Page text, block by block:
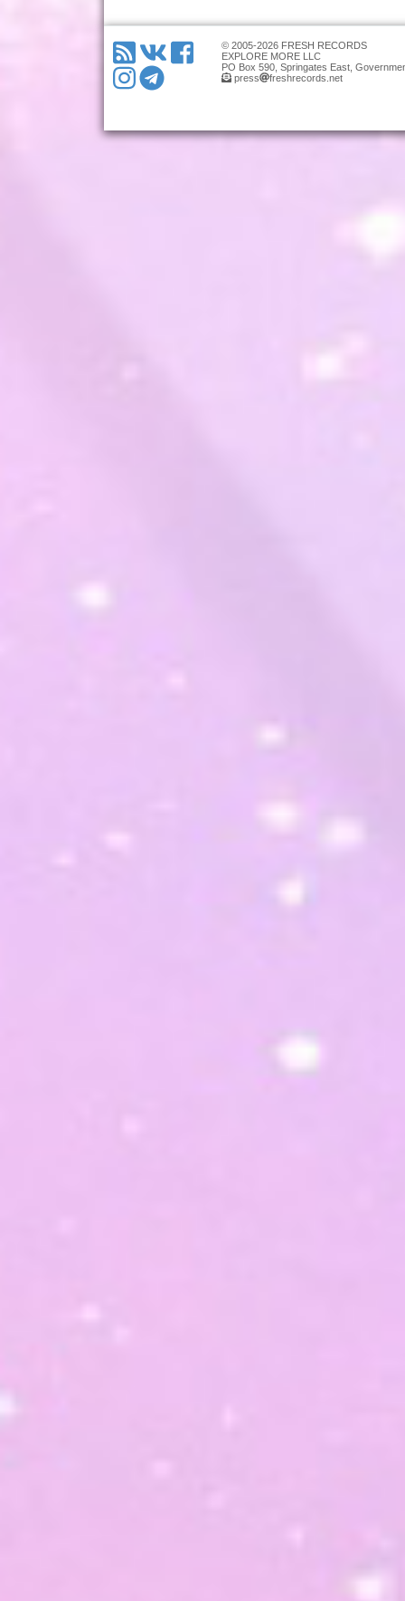
© 2005-2026 FRESH RECORDS
EXPLORE MORE LLC
PO Box 590, Springates East,
press
freshrecords.net